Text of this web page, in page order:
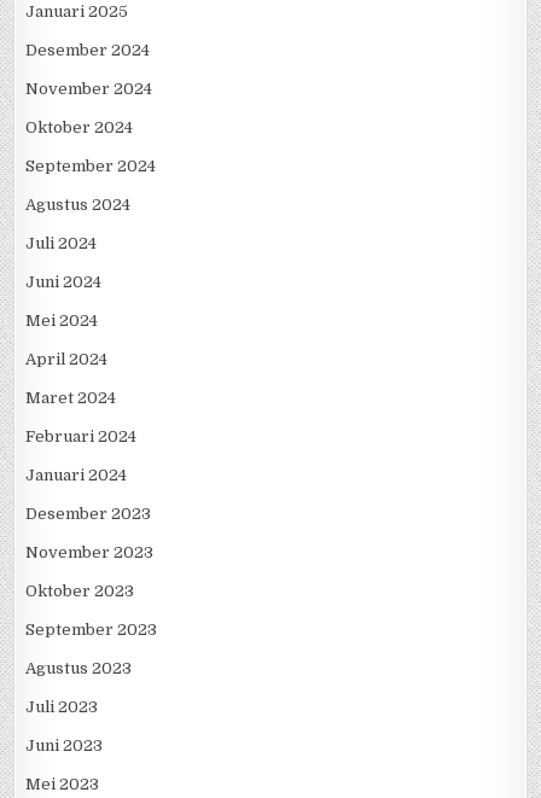
Januari 2025
Desember 2024
November 2024
Oktober 2024
September 2024
Agustus 2024
Juli 2024
Juni 2024
Mei 2024
April 2024
Maret 2024
Februari 2024
Januari 2024
Desember 2023
November 2023
Oktober 2023
September 2023
Agustus 2023
Juli 2023
Juni 2023
Mei 2023